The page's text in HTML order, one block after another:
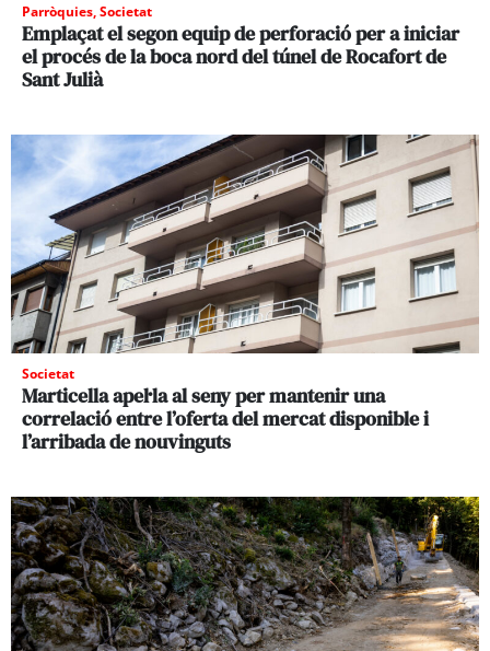
Parròquies,Societat
Emplaçat el segon equip de perforació per a iniciar
el procés de la boca nord del túnel de Rocafort de
Sant Julià
Societat
Marticella apel·la al seny per mantenir una
correlació entre l’oferta del mercat disponible i
l’arribada de nouvinguts